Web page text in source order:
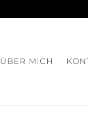
ÜBER MICH